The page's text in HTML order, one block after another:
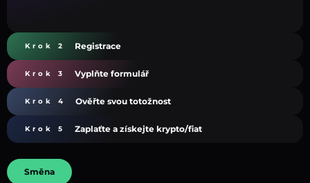
Krok 2 Registrace
Krok 3 Vyplňte formulář
Krok 4 Ověřte svou totožnost
Krok 5 Zaplaťte a získejte krypto/fiat
Směna